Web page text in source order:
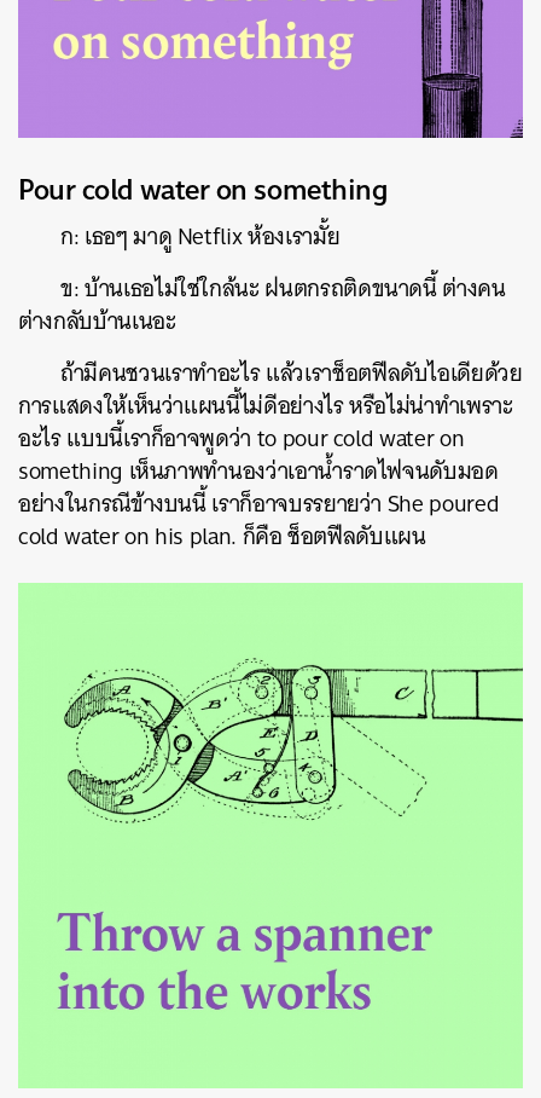
Pour cold water on something
ก: เธอๆ มาดู Netflix ห้องเรามั้ย
ข: บ้านเธอไม่ใช่ใกล้นะ ฝนตกรถติดขนาดนี้ ต่างคน
ต่างกลับบ้านเนอะ
ถ้ามีคนชวนเราทำอะไร แล้วเราช็อตฟีลดับไอเดียด้วย
การแสดงให้เห็นว่าแผนนี้ไม่ดีอย่างไร หรือไม่น่าทำเพราะ
อะไร แบบนี้เราก็อาจพูดว่า to pour cold water on
something เห็นภาพทำนองว่าเอาน้ำราดไฟจนดับมอด
อย่างในกรณีข้างบนนี้ เราก็อาจบรรยายว่า She poured
cold water on his plan. ก็คือ ช็อตฟีลดับแผน